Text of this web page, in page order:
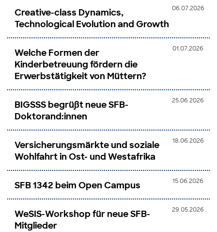
06.07.2026
Creative-class Dynamics,
Technological Evolution and Growth
01.07.2026
Welche Formen der
Kinderbetreuung fördern die
Erwerbstätigkeit von Müttern?
25.06.2026
BIGSSS begrüßt neue SFB-
Doktorand:innen
18.06.2026
Versicherungsmärkte und soziale
Wohlfahrt in Ost- und Westafrika
15.06.2026
SFB 1342 beim Open Campus
29.05.2026
WeSIS-Workshop für neue SFB-
Mitglieder